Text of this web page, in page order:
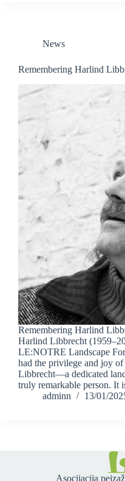
News
Remembering Harlind
Remembering Harlind
Harlind Libbrecht
LE:NOTRE Landscape
had the privilege and joy
Libbrecht—a dedicated
truly remarkable person. It
adminn
13/01/
Asocijacija